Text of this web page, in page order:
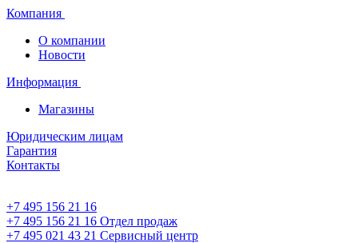
Компания
О компании
Новости
Информация
Магазины
Юридическим лицам
Гарантия
Контакты
+7 495 156 21 16
+7 495 156 21 16 Отдел продаж
+7 495 021 43 21 Cервисный центр